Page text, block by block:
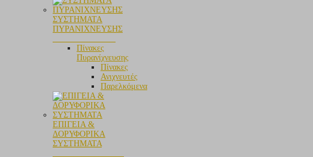
ΣΥΣΤΗΜΑΤΑ
ΠΥΡΑΝΙΧΝΕΥΣΗΣ
Πίνακες
Πυρανίχνευσης
Πίνακες
Ανιχνευτές
Παρελκόμενα
ΕΠΙΓΕΙΑ &
ΔΟΡΥΦΟΡΙΚΑ
ΣΥΣΤΗΜΑΤΑ